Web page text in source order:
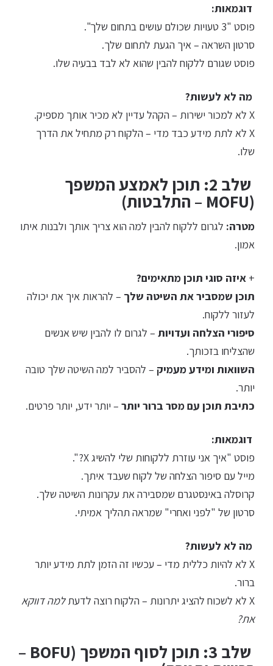
דוגמאות:
פוסט "3 טעויות שכולם עושים בתחום שלך".
סרטון השראה – איך הגעת לתחום שלך.
פוסט שגורם ללקוח להבין שהוא לא לבד בבעיה שלו.
מה לא לעשות?
X לא למכור ישירות – הקהל עדיין לא מכיר אותך מספיק.
X לא לתת מידע כבד מדי – הלקוח רק מתחיל את הדרך
שלו.
שלב 2: תוכן לאמצע המשפך
(MOFU – התלבטות)
מטרה: לגרום ללקוח להבין למה הוא צריך אותך ולבנות איתו
אמון.
+ איזה סוגי תוכן מתאימים?
תוכן שמסביר את השיטה שלך – להראות איך את יכולה
לעזור ללקוח.
סיפורי הצלחה ועדויות – לגרום לו להבין שיש אנשים
שהצליחו בזכותך.
השוואות ומידע מעמיק – להסביר למה השיטה שלך טובה
יותר.
כתיבת תוכן עם מסר ברור יותר – יותר ידע, יותר פרטים.
דוגמאות:
פוסט "איך אני עוזרת ללקוחות שלי להשיג X?".
מייל עם סיפור הצלחה של לקוח שעבד איתך.
קרוסלה באינסטגרם שמסבירה את עקרונות השיטה שלך.
סרטון של "לפני ואחרי" שמראה תהליך אמיתי.
מה לא לעשות?
X לא להיות כללית מדי – עכשיו זה הזמן לתת מידע יותר
ברור.
X לא לשכוח להציג יתרונות – הלקוח רוצה לדעת
למה דווקא
את?
שלב 3: תוכן לסוף המשפך (BOFU –